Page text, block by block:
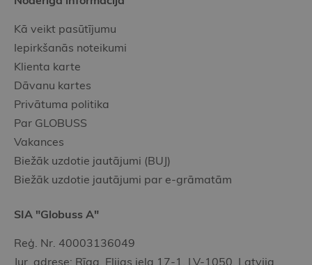
Kā veikt pasūtījumu
Iepirkšanās noteikumi
Klienta karte
Dāvanu kartes
Privātuma politika
Par GLOBUSS
Vakances
Biežāk uzdotie jautājumi (BUJ)
Biežāk uzdotie jautājumi par e-grāmatām
SIA "Globuss A"
Reģ. Nr. 40003136049
Jur. adrese: Rīga, Elijas iela 17-1, LV-1050, Latvija